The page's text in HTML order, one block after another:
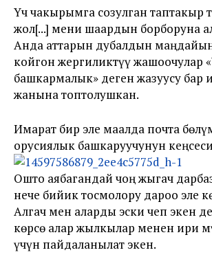
Үч чакырымга созулган таптакыр
жол[...] мени шаардын борборуна
Анда аттарын дубалдын
койгон жергиликтүү жашоочулар
башкармалык» деген жазуусу бар
жанына топтолушкан.
Имарат бир эле маалда почта
орусиялык башкаруучунун
Ошто аябагандай чоң жыгач
нече бийик тосмолору дароо эле
Алгач мен аларды эски чеп экен
көрсө алар жылкылар менен ири
үчүн пайдаланылат экен.